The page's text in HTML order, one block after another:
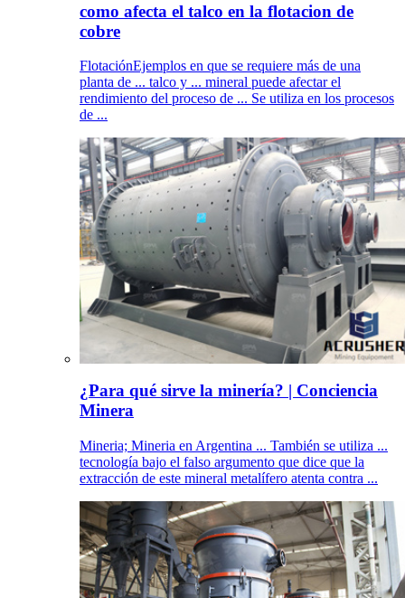
como afecta el talco en la flotacion de
cobre
FlotaciónEjemplos en que se requiere más de una
planta de ... talco y ... mineral puede afectar el
rendimiento del proceso de ... Se utiliza en los procesos
de ...
¿Para qué sirve la minería? | Conciencia
Minera
Mineria; Mineria en Argentina ... También se utiliza ...
tecnología bajo el falso argumento que dice que la
extracción de este mineral metalífero atenta contra ...